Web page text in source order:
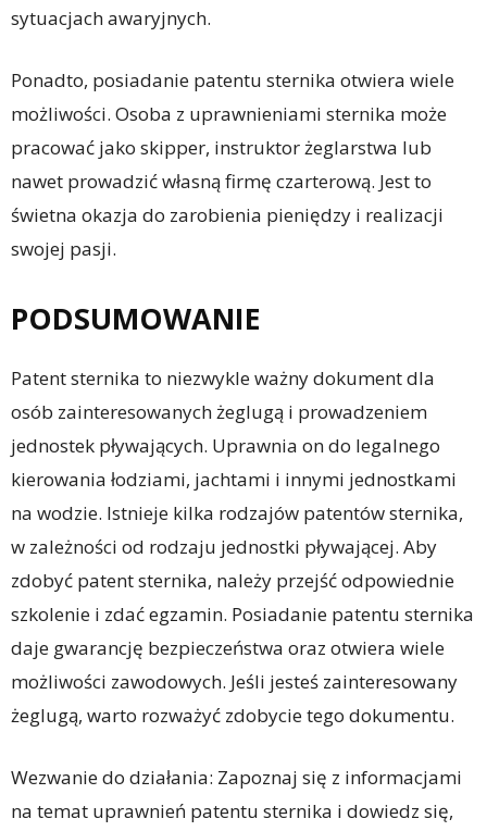
sytuacjach awaryjnych.
Ponadto, posiadanie patentu sternika otwiera wiele
możliwości. Osoba z uprawnieniami sternika może
pracować jako skipper, instruktor żeglarstwa lub
nawet prowadzić własną firmę czarterową. Jest to
świetna okazja do zarobienia pieniędzy i realizacji
swojej pasji.
PODSUMOWANIE
Patent sternika to niezwykle ważny dokument dla
osób zainteresowanych żeglugą i prowadzeniem
jednostek pływających. Uprawnia on do legalnego
kierowania łodziami, jachtami i innymi jednostkami
na wodzie. Istnieje kilka rodzajów patentów sternika,
w zależności od rodzaju jednostki pływającej. Aby
zdobyć patent sternika, należy przejść odpowiednie
szkolenie i zdać egzamin. Posiadanie patentu sternika
daje gwarancję bezpieczeństwa oraz otwiera wiele
możliwości zawodowych. Jeśli jesteś zainteresowany
żeglugą, warto rozważyć zdobycie tego dokumentu.
Wezwanie do działania: Zapoznaj się z informacjami
na temat uprawnień patentu sternika i dowiedz się,